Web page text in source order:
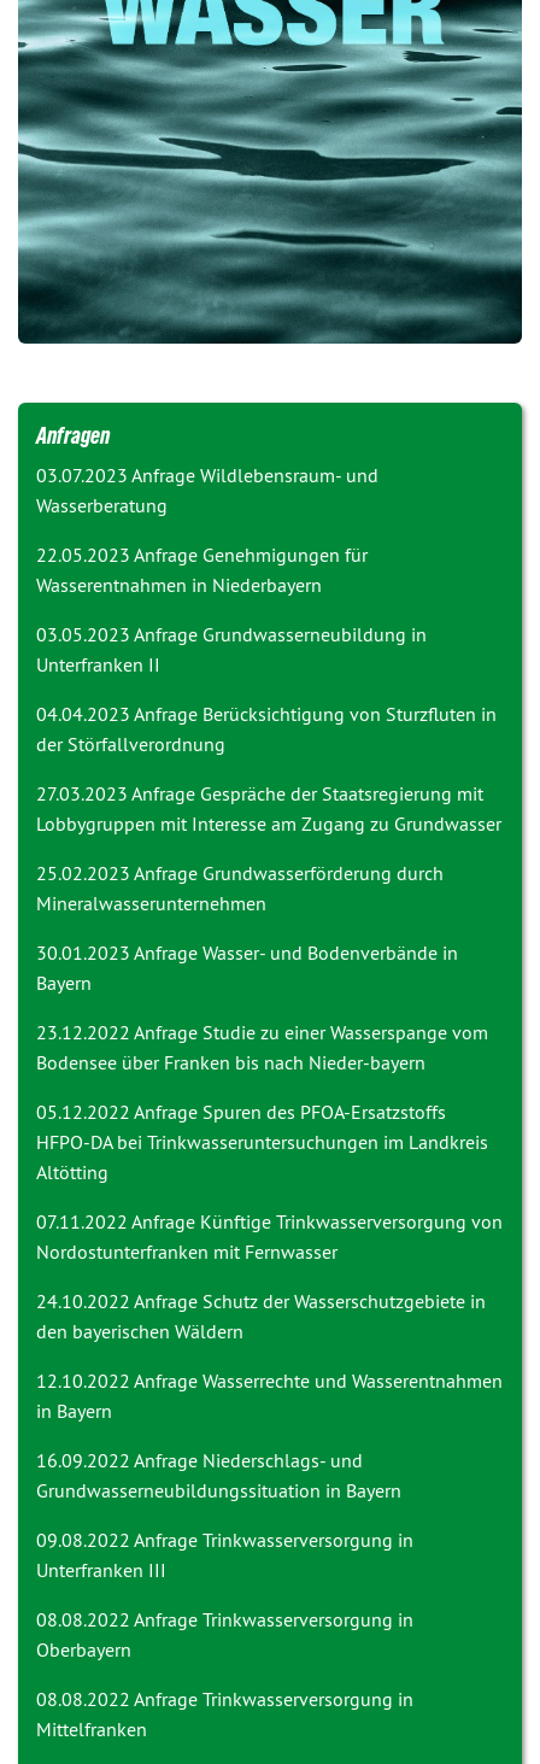
Anfragen
03.07.2023 Anfrage Wildlebensraum- und
Wasserberatung
22.05.2023 Anfrage Genehmigungen für
Wasserentnahmen in Niederbayern
03.05.2023 Anfrage Grundwasserneubildung in
Unterfranken II
04.04.2023 Anfrage Berücksichtigung von Sturzfluten in
der Störfallverordnung
27.03.2023 Anfrage Gespräche der Staatsregierung mit
Lobbygruppen mit Interesse am Zugang zu Grundwasser
25.02.2023 Anfrage Grundwasserförderung durch
Mineralwasserunternehmen
30.01.2023 Anfrage Wasser- und Bodenverbände in
Bayern
23.12.2022 Anfrage Studie zu einer Wasserspange vom
Bodensee über Franken bis nach Nieder-bayern
05.12.2022 Anfrage Spuren des PFOA-Ersatzstoffs
HFPO-DA bei Trinkwasseruntersuchungen im Landkreis
Altötting
07.11.2022 Anfrage Künftige Trinkwasserversorgung von
Nordostunterfranken mit Fernwasser
24.10.2022 Anfrage Schutz der Wasserschutzgebiete in
den bayerischen Wäldern
12.10.2022 Anfrage Wasserrechte und Wasserentnahmen
in Bayern
16.09.2022 Anfrage Niederschlags- und
Grundwasserneubildungssituation in Bayern
09.08.2022 Anfrage Trinkwasserversorgung in
Unterfranken III
08.08.2022 Anfrage Trinkwasserversorgung in
Oberbayern
08.08.2022 Anfrage Trinkwasserversorgung in
Mittelfranken